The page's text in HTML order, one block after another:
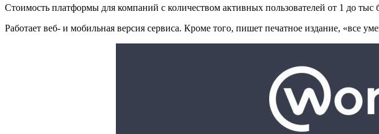
Стоимость платформы для компаний с количеством активных пользователей от 1 до тыс
Работает веб- и мобильная версия сервиса. Кроме того, пишет печатное издание, «все